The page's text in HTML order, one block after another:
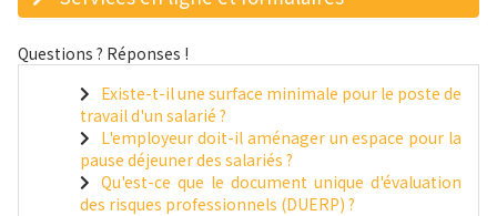
Questions ? Réponses !
Existe-t-il une surface minimale pour le poste de
travail d'un salarié ?
L'employeur doit-il aménager un espace pour la
pause déjeuner des salariés ?
Qu'est-ce que le document unique d'évaluation
des risques professionnels (DUERP) ?